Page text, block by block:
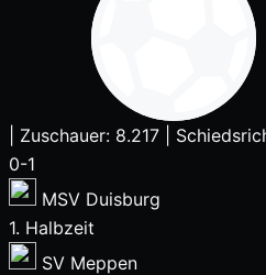
Zuschauer: 8.217
0-1
MSV Duisburg
1. Halbzeit
SV Meppen